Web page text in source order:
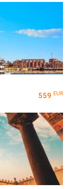
559 EUR